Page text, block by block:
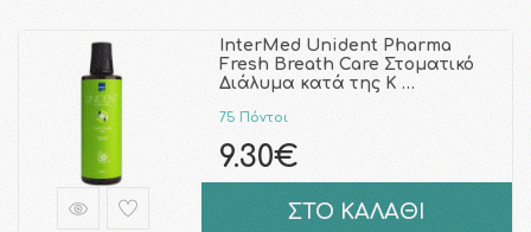
InterMed Unident Pharma
Fresh Breath Care Στοματικό
Διάλυμα κατά της Κ …
75 Πόντοι
9.30€
ΣΤΟ ΚΑΛΑΘΙ